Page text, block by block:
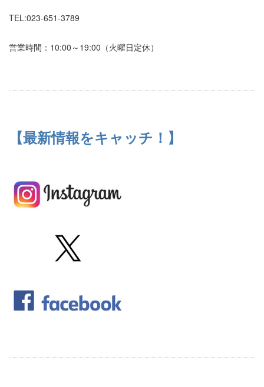
TEL:023-651-3789
営業時間：10:00～19:00（火曜日定休）
【最新情報をキャッチ！】